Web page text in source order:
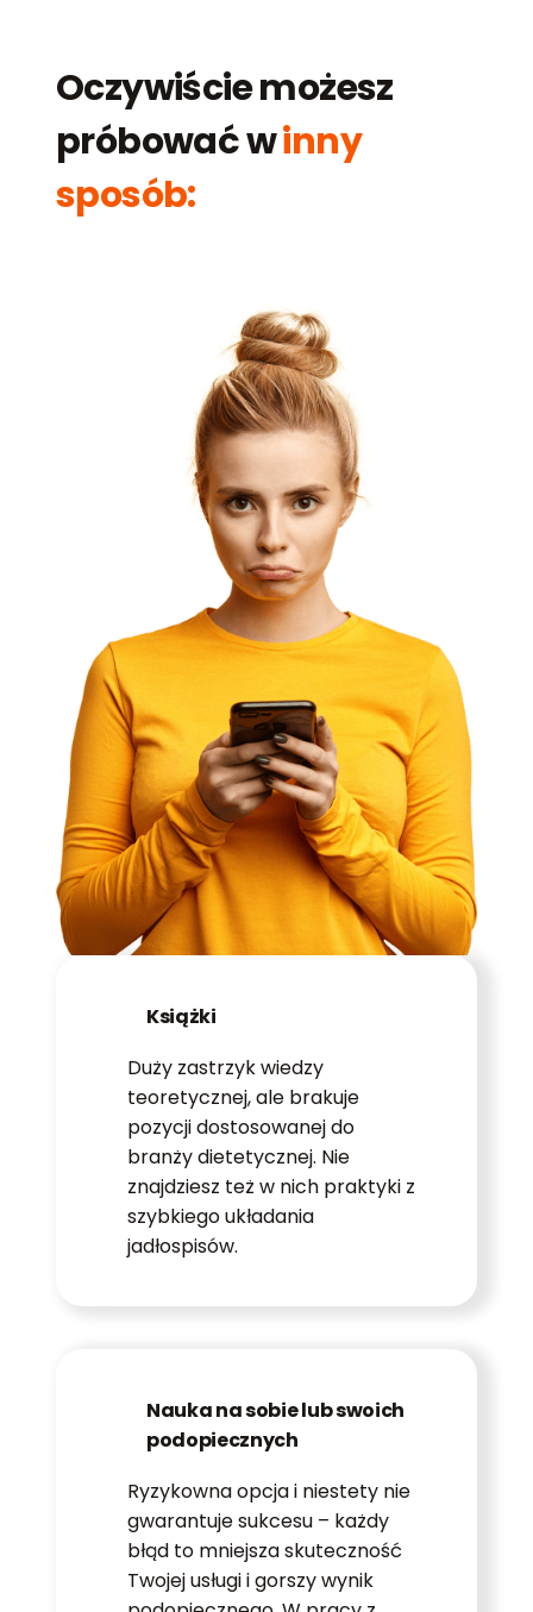
Oczywiście możesz
próbować winny
sposób:
Książki
Duży zastrzyk wiedzy
teoretycznej, ale brakuje
pozycji dostosowanej do
branży dietetycznej. Nie
znajdziesz też w nich praktyki z
szybkiego układania
jadłospisów.
Nauka na sobie lub swoich
podopiecznych
Ryzykowna opcja i niestety nie
gwarantuje sukcesu – każdy
błąd to mniejsza skuteczność
Twojej usługi i gorszy wynik